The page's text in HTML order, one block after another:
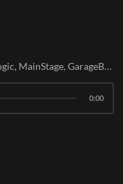
UNITED Analog Tour - Logic, MainStage, GarageBand
0:00